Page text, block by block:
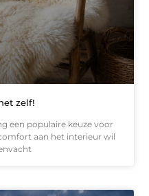
zelf!
een populaire keuze voor
aan het interieur wil